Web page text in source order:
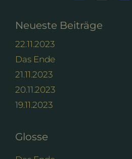
Neueste Beiträge
22.11.2023
Das Ende
21.11.2023
20.11.2023
19.11.2023
Glosse